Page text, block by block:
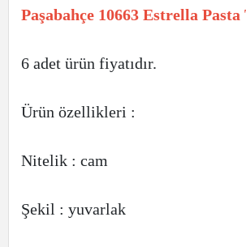
Paşabahçe 10663 Estrella Pasta
6 adet ürün fiyatıdır.
Ürün özellikleri :
Nitelik : cam
Şekil : yuvarlak